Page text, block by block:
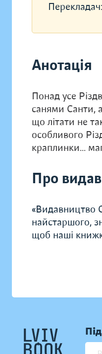
Перекладач:
Анотація
Понад усе
санями Санти,
що літати не
особливого
краплинки...
Про
«Видавництво
найстаршого,
щоб наші